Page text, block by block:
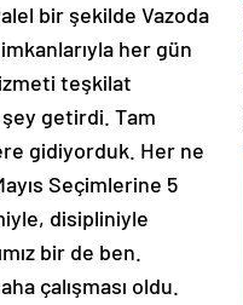
bir şekilde Vazoda
her gün
teşkilat
getirdi. Tam
gidiyorduk. Her ne
Seçimlerine 5
disipliniyle
bir de ben.
çalışması oldu.